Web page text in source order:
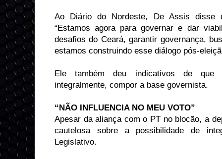
Ao Diário do Nordeste, De Assis disse
“Estamos agora para governar e dar
desafios do Ceará, garantir governança,
estamos construindo esse diálogo pós-
Ele também deu indicativos de que
integralmente, compor a base governista.
“NÃO INFLUENCIA NO MEU VOTO”
Apesar da aliança com o PT no blocão, a
cautelosa sobre a possibilidade de
Legislativo.